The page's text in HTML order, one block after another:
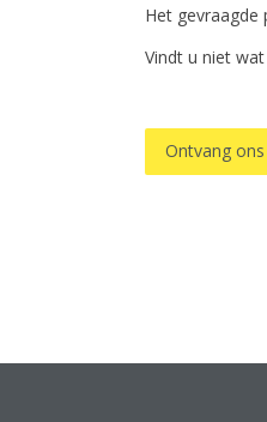
Het gevraagde
Vindt u niet
Ontvang